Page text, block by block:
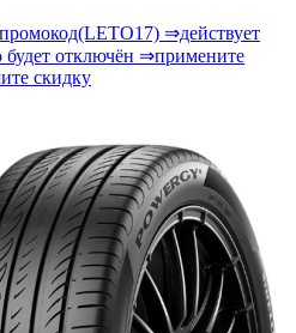
⇒действует
будет отключён ⇒примените
скидку